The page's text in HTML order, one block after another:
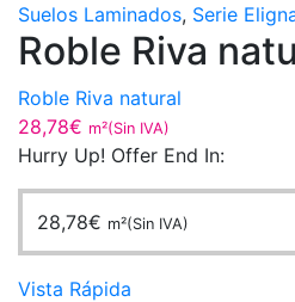
Suelos Laminados, Serie
Roble Riva
Roble Riva natural
28,78€ m²(Sin IVA)
Hurry Up! Offer End In:
28,78€ m²(Sin IVA)
Vista Rápida